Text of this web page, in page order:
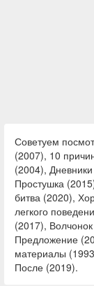
Советуем
(2007), 10
(2004),
Простушка
битва (2020),
легкого
(2017),
Предложение
материалы
После (2019).